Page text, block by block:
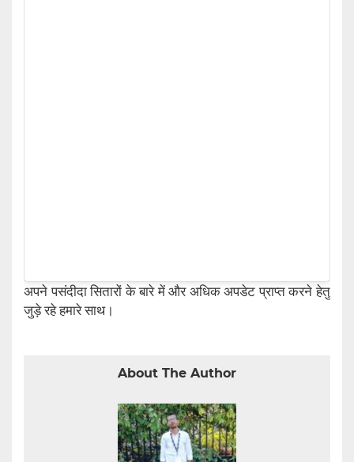
अपने पसंदीदा सितारों के बारे में और अधिक अपडेट प्राप्त करने हेतु
जुड़े रहे हमारे साथ।
About The Author